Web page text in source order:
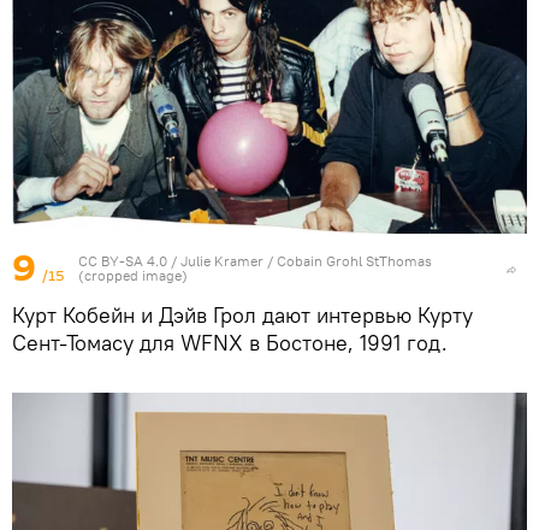
9 /15
CC BY-SA 4.0 / Julie Kramer / Cobain Grohl StThomas
(cropped image)
Курт Кобейн и Дэйв Грол дают интервью Курту
Сент-Томасу для WFNX в Бостоне, 1991 год.